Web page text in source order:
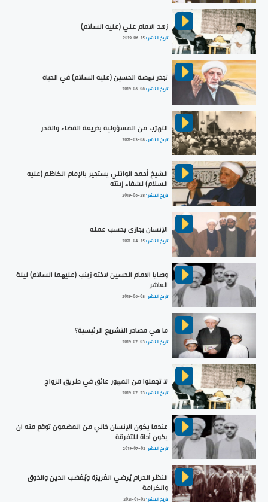
زهد الامام علي (عليه السلام)
تاريخ النشر :2019-06-15
تجذر نهضة الحسين (عليه السلام) في الحياة
تاريخ النشر :2019-06-08
التهرّب من المسؤولية بذريعة القضاء والقدر
تاريخ النشر :2021-03-08
الشيخ أحمد الوائلي يستجير بالإمام الكاظم (عليه
السلام) لشفاء إبنته
تاريخ النشر :2019-06-28
الإنسان يجازى بحسب عمله
تاريخ النشر :2021-04-15
وصايا الامام الحسين لاخته زينب (عليهما السلام) ليلة
العاشر
تاريخ النشر :2019-06-08
ما هي مصادر التشريع الرئيسية؟
تاريخ النشر :2019-07-03
لا تجعلوا من المهور عائق في طريق الزواج
تاريخ النشر :2019-07-23
عندما يكون الإنسان خالي من المضمون توقع منه ان
يكون أداة للتفرقة
تاريخ النشر :2019-07-02
النظر الحرام يُرضي الغريزة ويُغضب الدين والذوق
والكرامة
تاريخ النشر :2021-01-02